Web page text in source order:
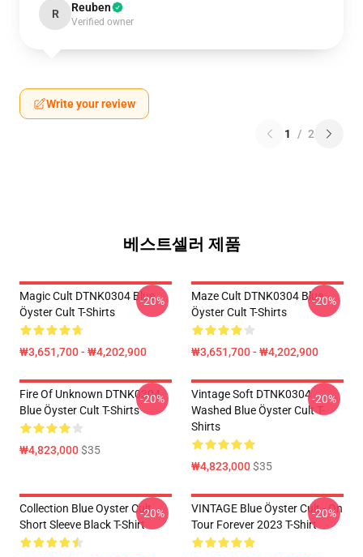
R Reuben
Verified owner
Write your review
1 / 2
베스트셀러 제품
Magic Cult DTNK0304 Blue
Öyster Cult T-Shirts
₩3,651,700 - ₩4,202,900
-20%
Maze Cult DTNK0304 Blue
Öyster Cult T-Shirts
₩3,651,700 - ₩4,202,900
-20%
Fire Of Unknown DTNK0304
Blue Öyster Cult T-Shirts
₩4,823,000$35
-20%
Vintage Soft DTNK0304
Washed Blue Öyster Cult T-
Shirts
₩4,823,000$35
-20%
Collection Blue Oyster Cult
Short Sleeve Black T-Shirt
-20%
VINTAGE Blue Öyster Cult - On
Tour Forever 2023 T-Shirt
-20%